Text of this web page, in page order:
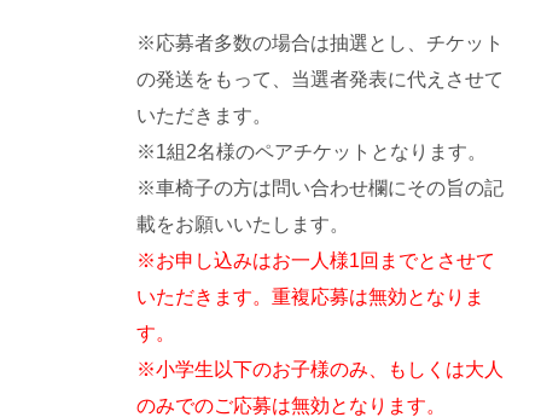
※応募者多数の場合は抽選とし、チケット
の発送をもって、当選者発表に代えさせて
いただきます。
※1組2名様のペアチケットとなります。
※車椅子の方は問い合わせ欄にその旨の記
載をお願いいたします。
※お申し込みはお一人様1回までとさせて
いただきます。重複応募は無効となりま
す。
※小学生以下のお子様のみ、もしくは大人
のみでのご応募は無効となります。